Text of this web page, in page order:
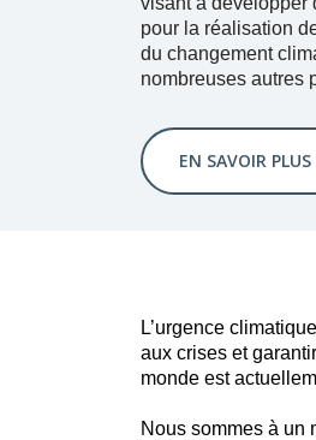
pour la réalisation
du changement
nombreuses autres
EN SAVOIR PLUS
L’urgence
aux crises et
monde est
Nous sommes à un